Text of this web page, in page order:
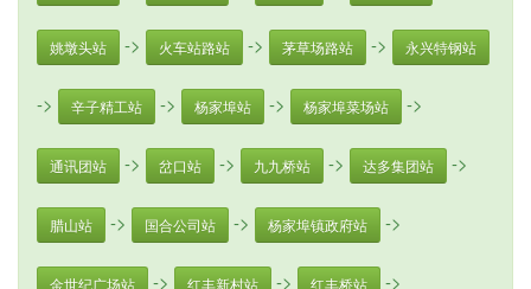
姚墩头站 -> 火车站路站 -> 茅草场路站 -> 永兴特钢站
-> 辛子精工站 -> 杨家埠站 -> 杨家埠菜场站 ->
通讯团站 -> 岔口站 -> 九九桥站 -> 达多集团站 ->
腊山站 -> 国合公司站 -> 杨家埠镇政府站 ->
金世纪广场站 -> 红丰新村站 -> 红丰桥站 ->